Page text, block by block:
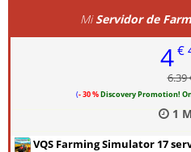
MiServidor de
4 €
6.39
(- 30 %Discovery Promotion!
1
VQS Farming Simulator 17